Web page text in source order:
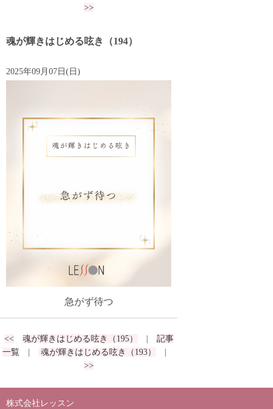
>>
魂が輝きはじめる呟き（194）
2025年09月07日(日)
急がず待つ
<< 魂が輝きはじめる呟き（195）
記事
一覧
魂が輝きはじめる呟き（193）
>>
株式会社レッスン